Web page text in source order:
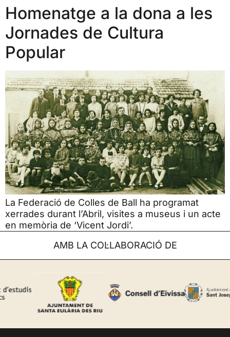
Homenatge a la dona a les
Jornades de Cultura
Popular
La Federació de Colles de Ball ha programat
xerrades durant l’Abril, visites a museus i un acte
en memòria de ‘Vicent Jordi’.
AMB LA COL·LABORACIÓ DE